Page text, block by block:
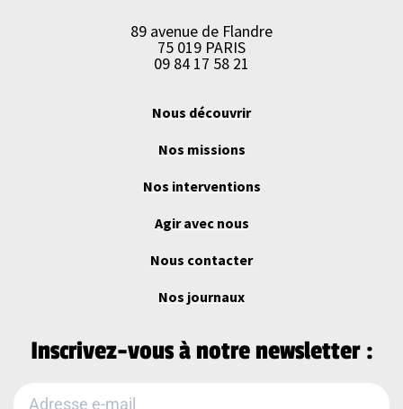
89 avenue de Flandre
75 019 PARIS
09 84 17 58 21
Nous découvrir
Nos missions
Nos interventions
Agir avec nous
Nous contacter
Nos journaux
Inscrivez-vous à notre newsletter :